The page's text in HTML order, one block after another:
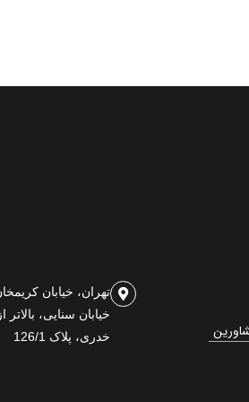
تهران، خیابان
خیابان سنایی، بالاتر
خدری، پلاک 126/1